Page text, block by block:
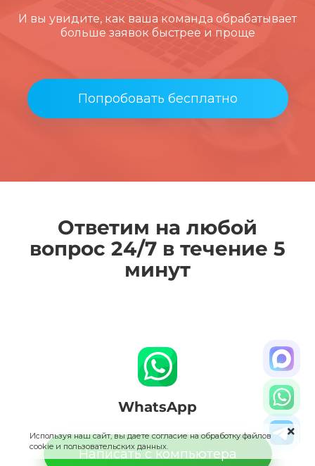
И вы увидите, как ваша команда обрабатывает
больше заявок быстрее и проще
Попробовать бесплатно
Ответим на любой
вопрос 24/7 в течение 5
минут
WhatsApp
Написать с компьютера
Используя наш сайт, вы даете согласие на обработку файлов
cookie и пользовательских данных.